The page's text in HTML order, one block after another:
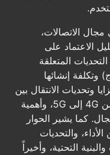
الاتصالات،
الاعتماد على
المتعلقة
وتكلفة إنشائها
وتحديات الانتقال بين
الأجيال المختلفة للشبكات، خصوصاً من 4G إلى 5G، وأهمية
كما يشير الحوار
والتحديات
التحتية، وأخيراً